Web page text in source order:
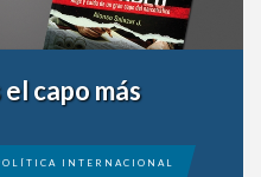
capo más
INTERNACIONAL